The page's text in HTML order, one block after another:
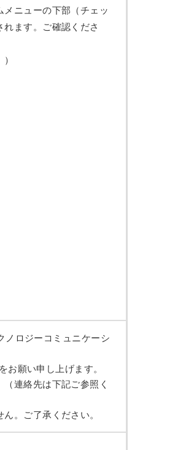
メニューの下部（チェッ
ます。ご確認くださ
ロジーコミュニケーシ
願い申し上げます。
連絡先は下記ご参照く
。ご了承ください。